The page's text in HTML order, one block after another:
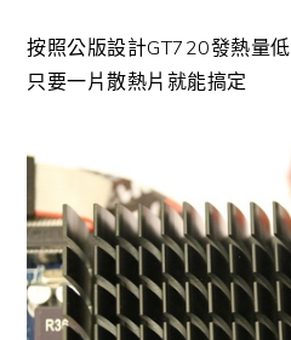
按照公版設計GT720發熱量低
只要一片散熱片就能搞定